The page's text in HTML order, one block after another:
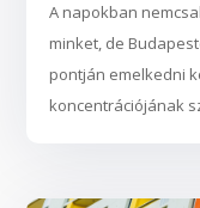
A napokban
minket, de
pontján emelkedni
koncentrációjának